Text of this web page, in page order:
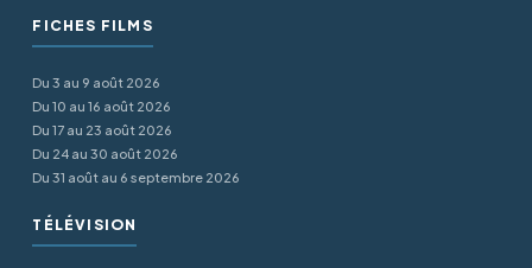
FICHES FILMS
Du 3 au 9 août 2026
Du 10 au 16 août 2026
Du 17 au 23 août 2026
Du 24 au 30 août 2026
Du 31 août au 6 septembre 2026
TÉLÉVISION